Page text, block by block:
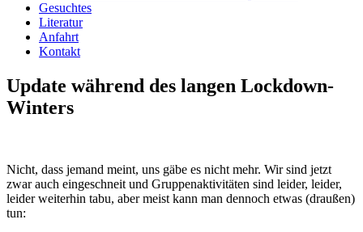
Gesuchtes
Literatur
Anfahrt
Kontakt
Update während des langen Lockdown-
Winters
Nicht, dass jemand meint, uns gäbe es nicht mehr. Wir sind jetzt
zwar auch eingeschneit und Gruppenaktivitäten sind leider, leider,
leider weiterhin tabu, aber meist kann man dennoch etwas (draußen)
tun: